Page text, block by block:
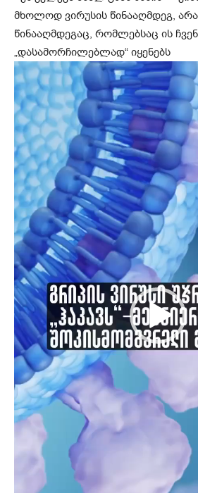
მხოლოდ ვირუსის წინააღმდეგ,
წინააღმდეგაც, რომლებსაც ის
„დასამორჩილებლად“ იყენებს
ვ
ი
დ
ე
ო
დ
მ
კ
ვ
რ
ე
ლ
ი